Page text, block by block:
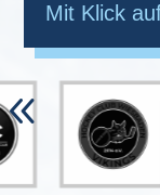
Mit Klick